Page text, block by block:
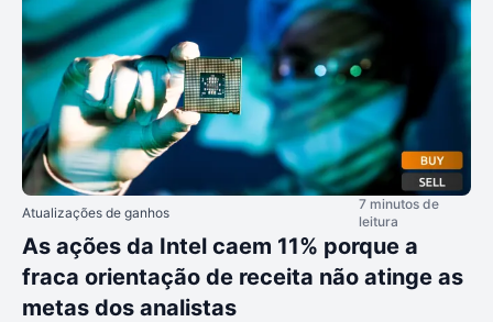
Atualizações de ganhos
7 minutos de
leitura
As ações da Intel caem 11% porque a
fraca orientação de receita não atinge as
metas dos analistas